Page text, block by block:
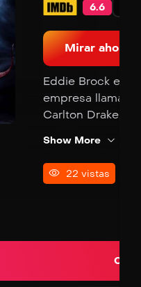
6.6
Mirar ahora
Eddie Brock es
empresa
Carlton Drake,
conocidas como
quedará
su cuerpo que
Show More
22 vistas